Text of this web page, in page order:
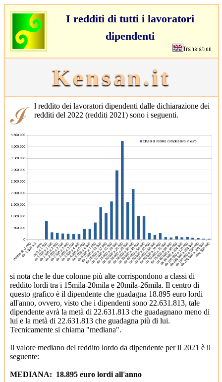
I redditi di tutti i lavoratori
dipendenti
Kensan.it
ℐl reddito dei lavoratori dipendenti dalle dichiarazione dei redditi del 2022 (redditi 2021) sono i seguenti.
si nota che le due colonne più alte corrispondono a classi di
reddito lordi tra i 15mila-20mila e 20mila-26mila. Il centro di
questo grafico è il dipendente che guadagna 18.895 euro lordi
all'anno, ovvero, visto che i dipendenti sono 22.631.813, tale
dipendente avrà la metà di 22.631.813 che guadagnano meno di
lui e la metà di 22.631.813 che guadagna più di lui.
Tecnicamente si chiama "mediana".
Il valore mediano del reddito lordo da dipendente per il 2021 è il
seguente:
MEDIANA: 18.895 euro lordi all'anno